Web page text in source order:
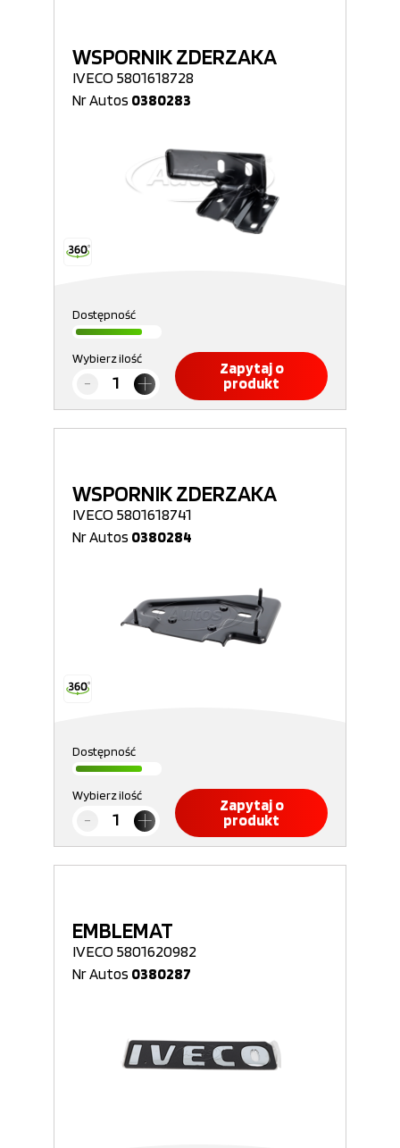
WSPORNIK ZDERZAKA
IVECO 5801618728
Nr Autos 0380283
Dostępność
Wybierz ilość
Zapytaj o
produkt
WSPORNIK ZDERZAKA
IVECO 5801618741
Nr Autos 0380284
Dostępność
Wybierz ilość
Zapytaj o
produkt
EMBLEMAT
IVECO 5801620982
Nr Autos 0380287